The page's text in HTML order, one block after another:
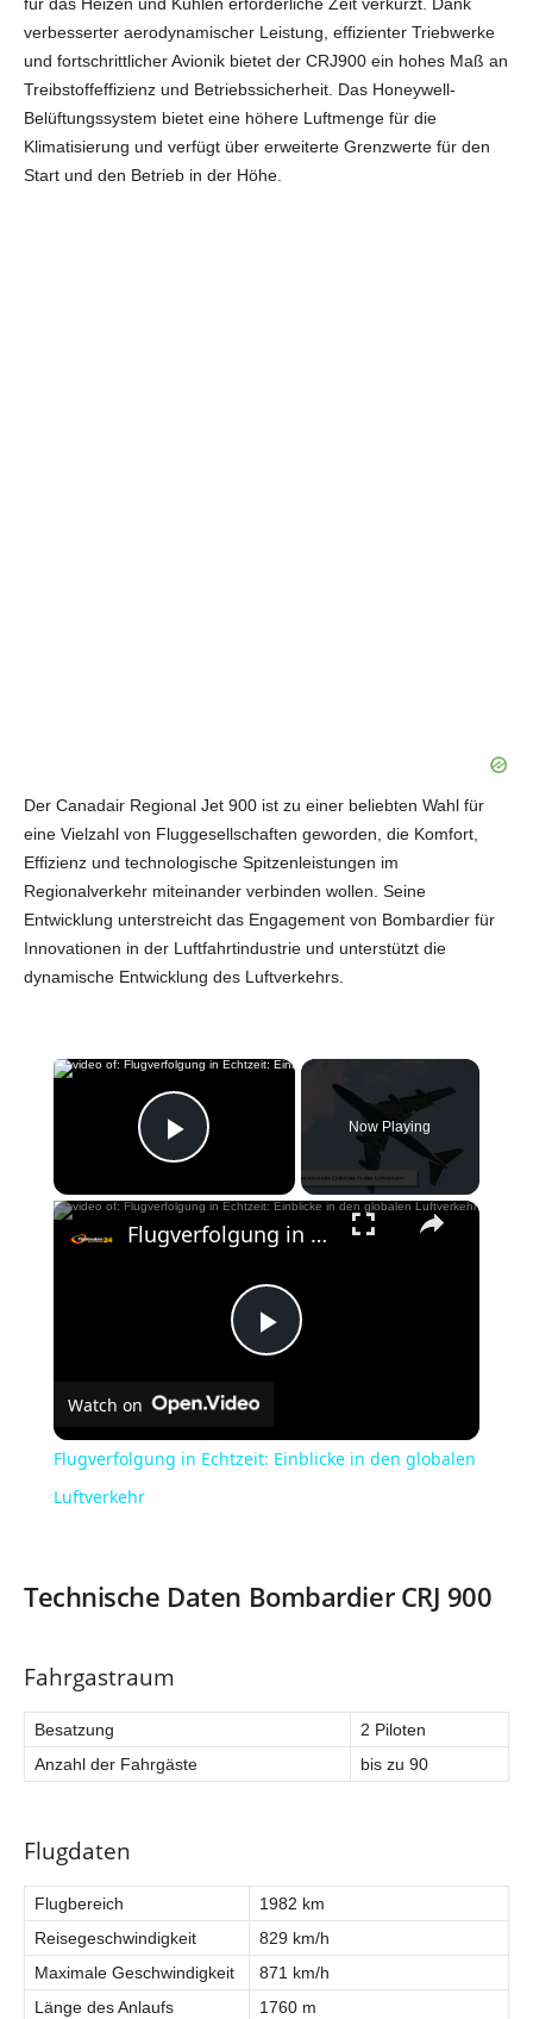
verbesserter aerodynamischer Leistung, effizienter Triebwerke
und fortschrittlicher Avionik bietet der CRJ900 ein hohes Maß an
Treibstoffeffizienz und Betriebssicherheit. Das Honeywell-
Belüftungssystem bietet eine höhere Luftmenge für die
Klimatisierung und verfügt über erweiterte Grenzwerte für den
Start und den Betrieb in der Höhe.
Der Canadair Regional Jet 900 ist zu einer beliebten Wahl für
eine Vielzahl von Fluggesellschaften geworden, die Komfort,
Effizienz und technologische Spitzenleistungen im
Regionalverkehr miteinander verbinden wollen. Seine
Entwicklung unterstreicht das Engagement von Bombardier für
Innovationen in der Luftfahrtindustrie und unterstützt die
dynamische Entwicklung des Luftverkehrs.
×
Play Video
Now Playing
×
P
i
d
o
Flugverfolgung in Echtzeit: Einblicke in den globalen Luftverkehr
Watch on
Flugverfolgung in Echtzeit: Einblicke in den globalen
Luftverkehr
Technische Daten Bombardier CRJ 900
Fahrgastraum
Besatzung
2 Piloten
Anzahl der Fahrgäste
bis zu 90
Flugdaten
Flugbereich
1982 km
Reisegeschwindigkeit
829 km/h
Maximale Geschwindigkeit
871 km/h
Länge des Anlaufs
1760 m